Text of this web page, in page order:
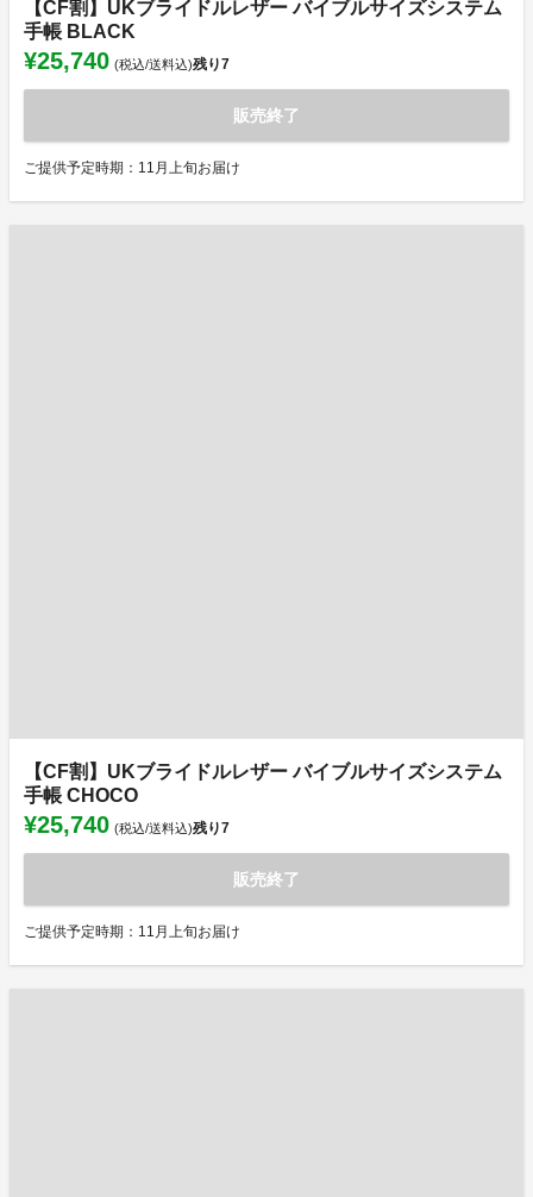
【CF割】UKブライドルレザー バイブルサイズシステム
手帳 BLACK
¥25,740 (税込/送料込)残り7
販売終了
ご提供予定時期：11月上旬お届け
【CF割】UKブライドルレザー バイブルサイズシステム
手帳 CHOCO
¥25,740 (税込/送料込)残り7
販売終了
ご提供予定時期：11月上旬お届け